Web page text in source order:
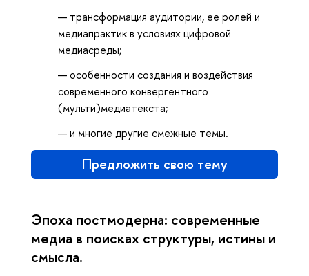
трансформация аудитории, ее ролей и
медиапрактик в условиях цифровой
медиасреды;
особенности создания и воздействия
современного конвергентного
(мульти)медиатекста;
и многие другие смежные темы.
Предложить свою тему
Эпоха постмодерна: современные
медиа в поисках структуры, истины и
смысла.